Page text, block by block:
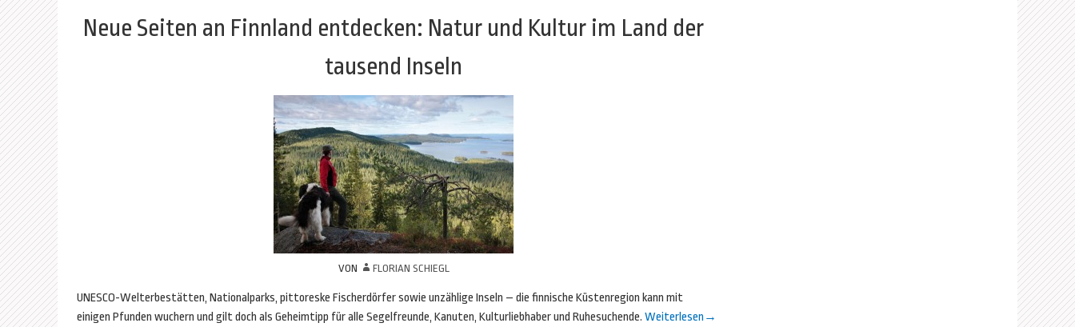
Neue Seiten an Finnland entdecken: Natur und Kultur im Land der
tausend Inseln
VON FLORIAN SCHIEGL
UNESCO-Welterbestätten, Nationalparks, pittoreske Fischerdörfer sowie unzählige Inseln – die finnische Küstenregion kann mit
einigen Pfunden wuchern und gilt doch als Geheimtipp für alle Segelfreunde, Kanuten, Kulturliebhaber und Ruhesuchende. Weiterlesen →